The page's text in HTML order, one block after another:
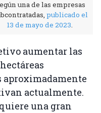
una de las empresas
publicado el
13 de mayo de 2023.
aumentar las
aproximadamente
actualmente.
una gran